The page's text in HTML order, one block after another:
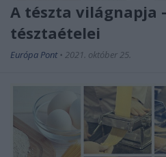
A tészta világnapja
tésztaételei
Európa Pont • 2021. október 25.